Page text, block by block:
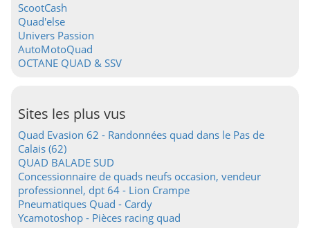
ScootCash
Quad'else
Univers Passion
AutoMotoQuad
OCTANE QUAD & SSV
Sites les plus vus
Quad Evasion 62 - Randonnées quad dans le Pas de
Calais (62)
QUAD BALADE SUD
Concessionnaire de quads neufs occasion, vendeur
professionnel, dpt 64 - Lion Crampe
Pneumatiques Quad - Cardy
Ycamotoshop - Pièces racing quad